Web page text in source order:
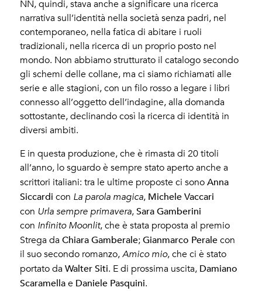
NN, quindi, stava anche a significare una ricerca
narrativa sull’identità nella società senza padri, nel
contemporaneo, nella fatica di abitare i ruoli
tradizionali, nella ricerca di un proprio posto nel
mondo. Non abbiamo strutturato il catalogo secondo
gli schemi delle collane, ma ci siamo richiamati alle
serie e alle stagioni, con un filo rosso a legare i libri
connesso all’oggetto dell’indagine, alla domanda
sottostante, declinando così la ricerca di identità in
diversi ambiti.
E in questa produzione, che è rimasta di 20 titoli
all’anno, lo sguardo è sempre stato aperto anche a
scrittori italiani: tra le ultime proposte ci sono Anna
Siccardi con La parola magica, Michele Vaccari
con Urla sempre primavera, Sara Gamberini
con Infinito Moonlit, che è stata proposta al premio
Strega da Chiara Gamberale;Gianmarco Perale con
il suo secondo romanzo, Amico mio, che ci è stato
portato da Walter Siti. E di prossima uscita, Damiano
Scaramella e Daniele Pasquini.